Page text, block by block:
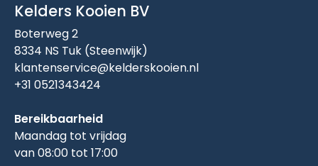
Kelders Kooien BV
Boterweg 2
8334 NS Tuk (Steenwijk)
klantenservice@kelderskooien.nl
+31 0521343424
Bereikbaarheid
Maandag tot vrijdag
van 08:00 tot 17:00